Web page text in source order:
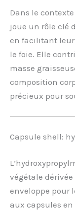
Dans le
joue un rôle clé
en facilitant
le foie. Elle
masse
composition
précieux pour
Capsule shell:
végétale
enveloppe pour
aux capsules